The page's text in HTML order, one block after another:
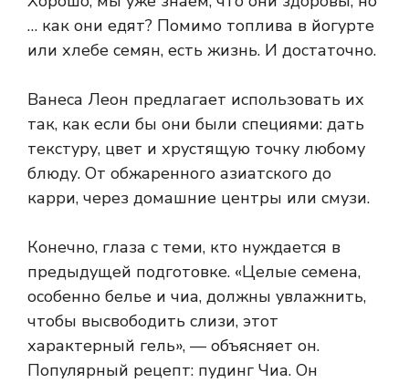
… как они едят? Помимо топлива в йогурте
или хлебе семян, есть жизнь. И достаточно.
Ванеса Леон предлагает использовать их
так, как если бы они были специями: дать
текстуру, цвет и хрустящую точку любому
блюду. От обжаренного азиатского до
карри, через домашние центры или смузи.
Конечно, глаза с теми, кто нуждается в
предыдущей подготовке. «Целые семена,
особенно белье и чиа, должны увлажнить,
чтобы высвободить слизи, этот
характерный гель», — объясняет он.
Популярный рецепт: пудинг Чиа. Он